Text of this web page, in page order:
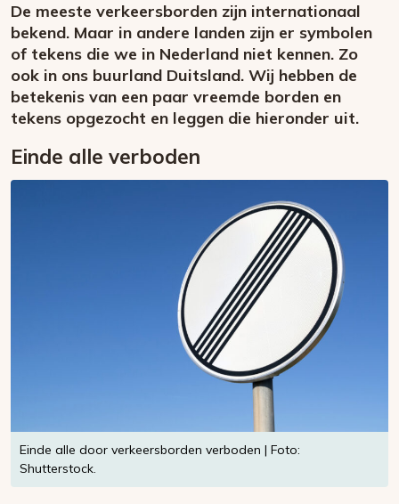
De meeste verkeersborden zijn internationaal
bekend. Maar in andere landen zijn er symbolen
of tekens die we in Nederland niet kennen. Zo
ook in ons buurland Duitsland. Wij hebben de
betekenis van een paar vreemde borden en
tekens opgezocht en leggen die hieronder uit.
Einde alle verboden
Einde alle door verkeersborden verboden | Foto:
Shutterstock.